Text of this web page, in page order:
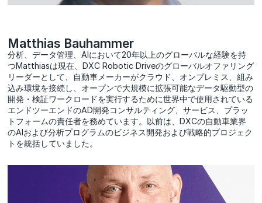
Matthias Bauhammer
分析、データ管理、AIにおいて20年以上のグローバルな経験を持
つMatthiasは現在、DXC Robotic Driveのグローバルオファリング
リーダーとして、自動車メーカーがクラウド、オンプレミス、組み
込み環境を接続し、オープンで大規模に拡張可能なデータ駆動型の
開発・検証ワークロードを実行するために世界中で使用されている
エンドツーエンドのAD開発コンサルティング、サービス、プラッ
トフォームの責任者を務めています。以前は、DXCの自動車業界
のAIおよび分析プログラムのビジネス開発および戦略的プロジェク
トを統括していました。